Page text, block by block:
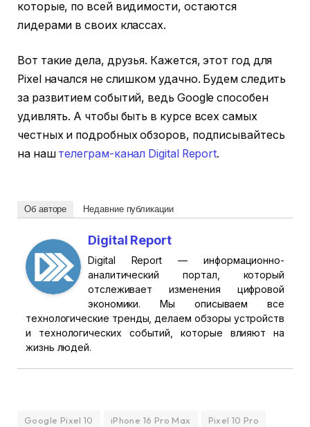
которые, по всей видимости, остаются
лидерами в своих классах.
Вот такие дела, друзья. Кажется, этот год для
Pixel начался не слишком удачно. Будем следить
за развитием событий, ведь Google способен
удивлять. А чтобы быть в курсе всех самых
честных и подробных обзоров, подписывайтесь
на наш телеграм-канал Digital Report.
Об авторе Недавние публикации
Digital Report
Digital Report — информационно-
аналитический портал, который
отслеживает изменения цифровой
экономики. Мы описываем все
технологические тренды, делаем обзоры устройств
и технологических событий, которые влияют на
жизнь людей.
Google Pixel 10 iPhone 16 Pro Max
Pixel 10 Pro